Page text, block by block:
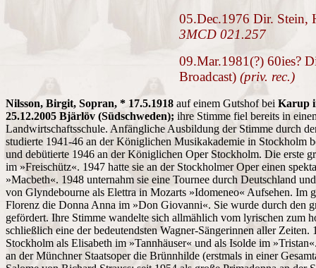
05.Dec.1976 Dir. Stein,
3MCD 021.257
09.Mar.1981(?) 60ies?
Broadcast) (priv. rec.)
Nilsson, Birgit, Sopran, * 17.5.1918 auf einem Gutshof bei Karup
25.12.2005 Bjärlöv (Südschweden); ihre Stimme fiel bereits in
Landwirtschaftsschule. Anfängliche Ausbildung der Stimme durch
studierte 1941-46 an der Königlichen Musikakademie in Stockholm
und debütierte 1946 an der Königlichen Oper Stockholm. Die erste
im »Freischütz«. 1947 hatte sie an der Stockholmer Oper einen
»Macbeth«. 1948 unternahm sie eine Tournee durch Deutschland
von Glyndebourne als Elettra in Mozarts »Idomeneo« Aufsehen. Im
Florenz die Donna Anna im »Don Giovanni«. Sie wurde durch den
gefördert. Ihre Stimme wandelte sich allmählich vom lyrischen zum
schließlich eine der bedeutendsten Wagner-Sängerinnen aller
Stockholm als Elisabeth im »Tannhäuser« und als Isolde im
an der Münchner Staatsoper die Brünnhilde (erstmals in einer